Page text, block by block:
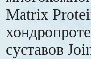
Matrix
суставов